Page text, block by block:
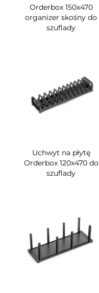
Orderbox 150x470
organizer skośny do
szuflady
Uchwyt na płytę
Orderbox 120x470 do
szuflady